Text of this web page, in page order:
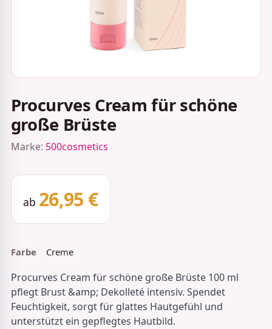
Procurves Cream für schöne
große Brüste
Marke: 500cosmetics
ab 26,95 €
Farbe Creme
Procurves Cream für schöne große Brüste 100 ml
pflegt Brust &amp; Dekolleté intensiv. Spendet
Feuchtigkeit, sorgt für glattes Hautgefühl und
unterstützt ein gepflegtes Hautbild.